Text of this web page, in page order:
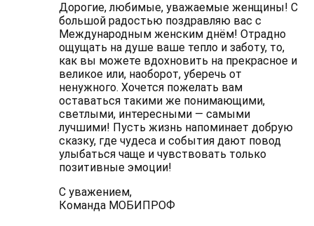
Дорогие, любимые, уважаемые женщины! С
большой радостью поздравляю вас с
Международным женским днём! Отрадно
ощущать на душе ваше тепло и заботу, то,
как вы можете вдохновить на прекрасное и
великое или, наоборот, уберечь от
ненужного. Хочется пожелать вам
оставаться такими же понимающими,
светлыми, интересными — самыми
лучшими! Пусть жизнь напоминает добрую
сказку, где чудеса и события дают повод
улыбаться чаще и чувствовать только
позитивные эмоции!
С уважением,
Команда МОБИПРОФ